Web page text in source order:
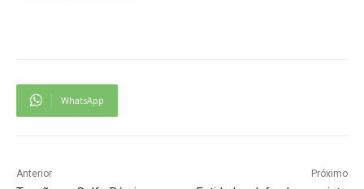
WhatsApp
Anterior Próximo